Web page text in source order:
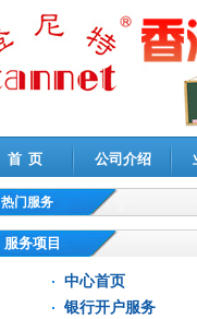
首 页 公司介绍
热门服务
高新技术企业认定审计|企业所得
服务项目
中心首页
银行开户服务